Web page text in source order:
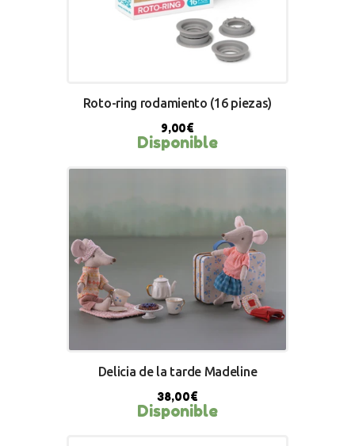
Roto-ring rodamiento (16 piezas)
9,00€
Disponible
Delicia de la tarde Madeline
38,00€
Disponible